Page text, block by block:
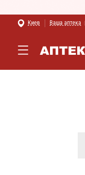
Киев Ваша аптека